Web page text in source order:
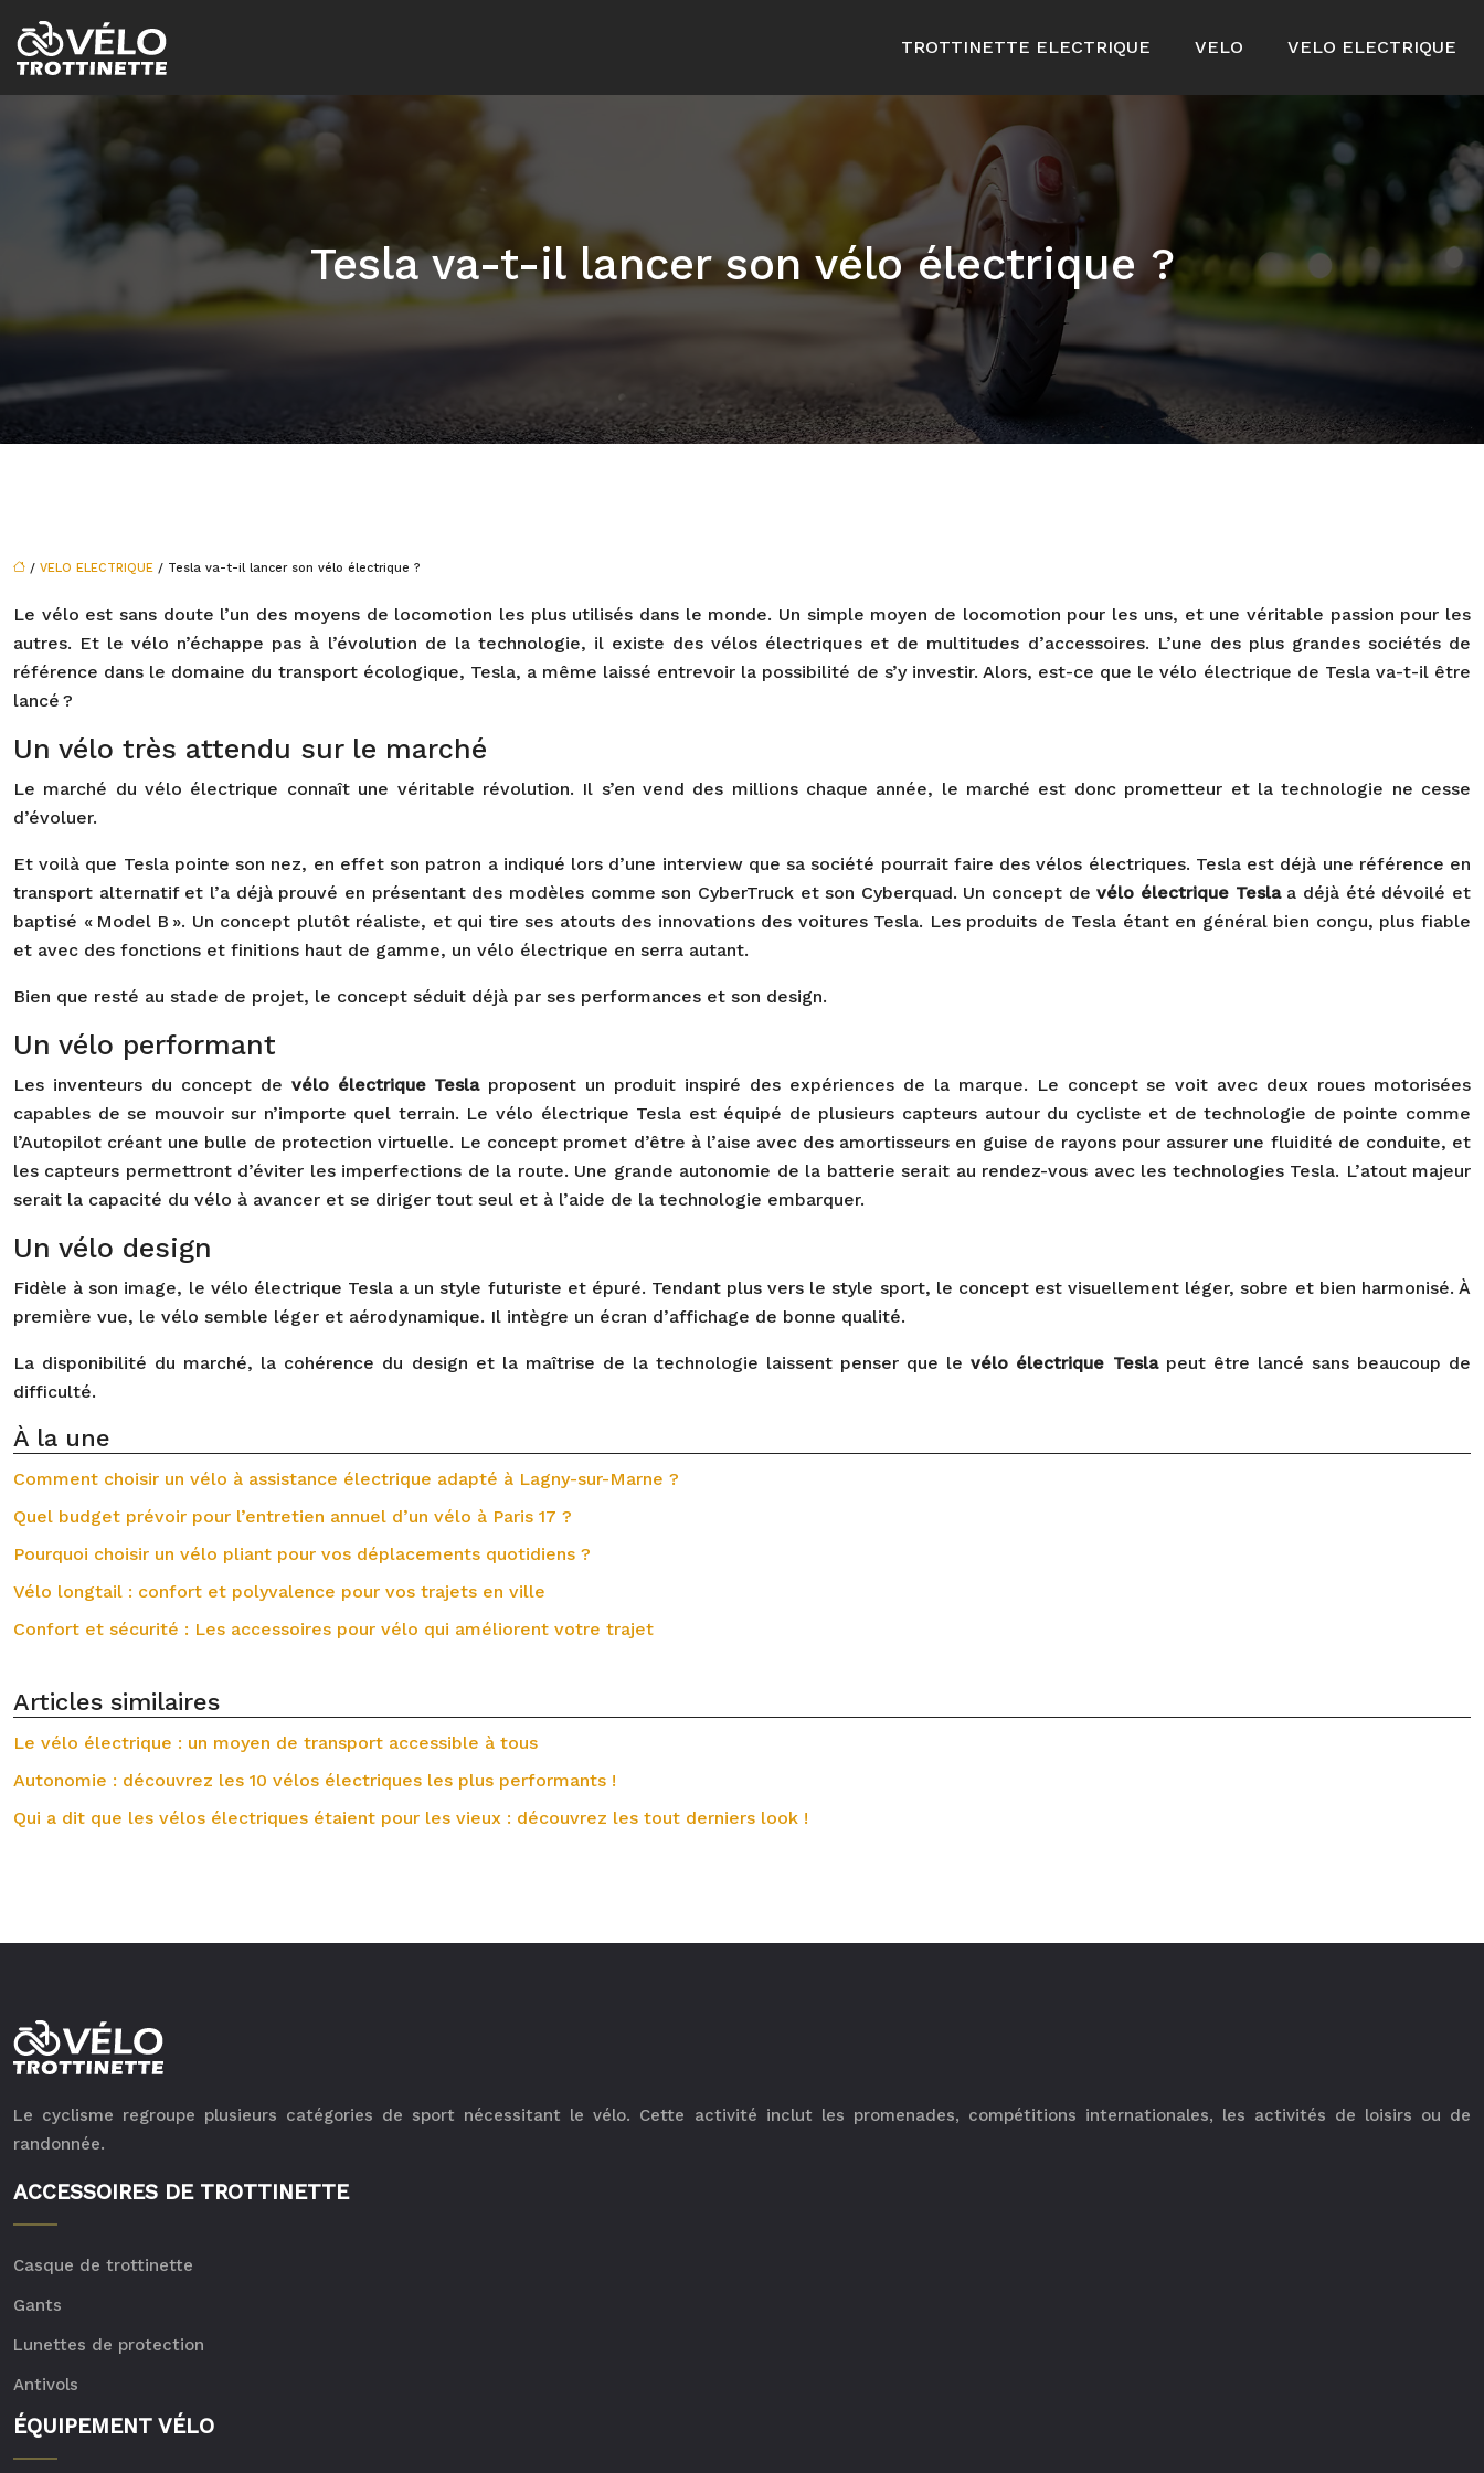
TROTTINETTE ELECTRIQUE VELO VELO ELECTRIQUE
Tesla va-t-il lancer son vélo électrique ?
/ VELO ELECTRIQUE / Tesla va-t-il lancer son vélo électrique ?
Le vélo est sans doute l’un des moyens de locomotion les plus utilisés dans le monde. Un simple moyen de locomotion pour les uns, et une véritable passion pour les
autres. Et le vélo n’échappe pas à l’évolution de la technologie, il existe des vélos électriques et de multitudes d’accessoires. L’une des plus grandes sociétés de
référence dans le domaine du transport écologique, Tesla, a même laissé entrevoir la possibilité de s’y investir. Alors, est-ce que le vélo électrique de Tesla va-t-il être
lancé ?
Un vélo très attendu sur le marché
Le marché du vélo électrique connaît une véritable révolution. Il s’en vend des millions chaque année, le marché est donc prometteur et la technologie ne cesse
d’évoluer.
Et voilà que Tesla pointe son nez, en effet son patron a indiqué lors d’une interview que sa société pourrait faire des vélos électriques. Tesla est déjà une référence en
transport alternatif et l’a déjà prouvé en présentant des modèles comme son CyberTruck et son Cyberquad. Un concept devélo électrique Teslaa déjà été dévoilé et
baptisé « Model B ». Un concept plutôt réaliste, et qui tire ses atouts des innovations des voitures Tesla. Les produits de Tesla étant en général bien conçu, plus fiable
et avec des fonctions et finitions haut de gamme, un vélo électrique en serra autant.
Bien que resté au stade de projet, le concept séduit déjà par ses performances et son design.
Un vélo performant
Les inventeurs du concept de vélo électrique Tesla proposent un produit inspiré des expériences de la marque. Le concept se voit avec deux roues motorisées
capables de se mouvoir sur n’importe quel terrain. Le vélo électrique Tesla est équipé de plusieurs capteurs autour du cycliste et de technologie de pointe comme
l’Autopilot créant une bulle de protection virtuelle. Le concept promet d’être à l’aise avec des amortisseurs en guise de rayons pour assurer une fluidité de conduite, et
les capteurs permettront d’éviter les imperfections de la route. Une grande autonomie de la batterie serait au rendez-vous avec les technologies Tesla. L’atout majeur
serait la capacité du vélo à avancer et se diriger tout seul et à l’aide de la technologie embarquer.
Un vélo design
Fidèle à son image, le vélo électrique Tesla a un style futuriste et épuré. Tendant plus vers le style sport, le concept est visuellement léger, sobre et bien harmonisé. À
première vue, le vélo semble léger et aérodynamique. Il intègre un écran d’affichage de bonne qualité.
La disponibilité du marché, la cohérence du design et la maîtrise de la technologie laissent penser que levélo électrique Teslapeut être lancé sans beaucoup de
difficulté.
À la une
Comment choisir un vélo à assistance électrique adapté à Lagny-sur-Marne ?
Quel budget prévoir pour l’entretien annuel d’un vélo à Paris 17 ?
Pourquoi choisir un vélo pliant pour vos déplacements quotidiens ?
Vélo longtail : confort et polyvalence pour vos trajets en ville
Confort et sécurité : Les accessoires pour vélo qui améliorent votre trajet
Articles similaires
Le vélo électrique : un moyen de transport accessible à tous
Autonomie : découvrez les 10 vélos électriques les plus performants !
Qui a dit que les vélos électriques étaient pour les vieux : découvrez les tout derniers look !
Le cyclisme regroupe plusieurs catégories de sport nécessitant le vélo. Cette activité inclut les promenades, compétitions internationales, les activités de loisirs ou de
randonnée.
ACCESSOIRES DE TROTTINETTE
Casque de trottinette
Gants
Lunettes de protection
Antivols
ÉQUIPEMENT VÉLO